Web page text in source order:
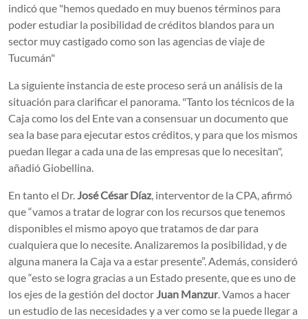
indicó que "hemos quedado en muy buenos términos para
poder estudiar la posibilidad de créditos blandos para un
sector muy castigado como son las agencias de viaje de
Tucumán"
La siguiente instancia de este proceso será un análisis de la
situación para clarificar el panorama. "Tanto los técnicos de la
Caja como los del Ente van a consensuar un documento que
sea la base para ejecutar estos créditos, y para que los mismos
puedan llegar a cada una de las empresas que lo necesitan",
añadió Giobellina.
En tanto el Dr. José César Díaz , interventor de la CPA, afirmó
que “vamos a tratar de lograr con los recursos que tenemos
disponibles el mismo apoyo que tratamos de dar para
cualquiera que lo necesite. Analizaremos la posibilidad, y de
alguna manera la Caja va a estar presente”. Además, consideró
que “esto se logra gracias a un Estado presente, que es uno de
los ejes de la gestión del doctor Juan Manzur . Vamos a hacer
un estudio de las necesidades y a ver como se la puede llegar a